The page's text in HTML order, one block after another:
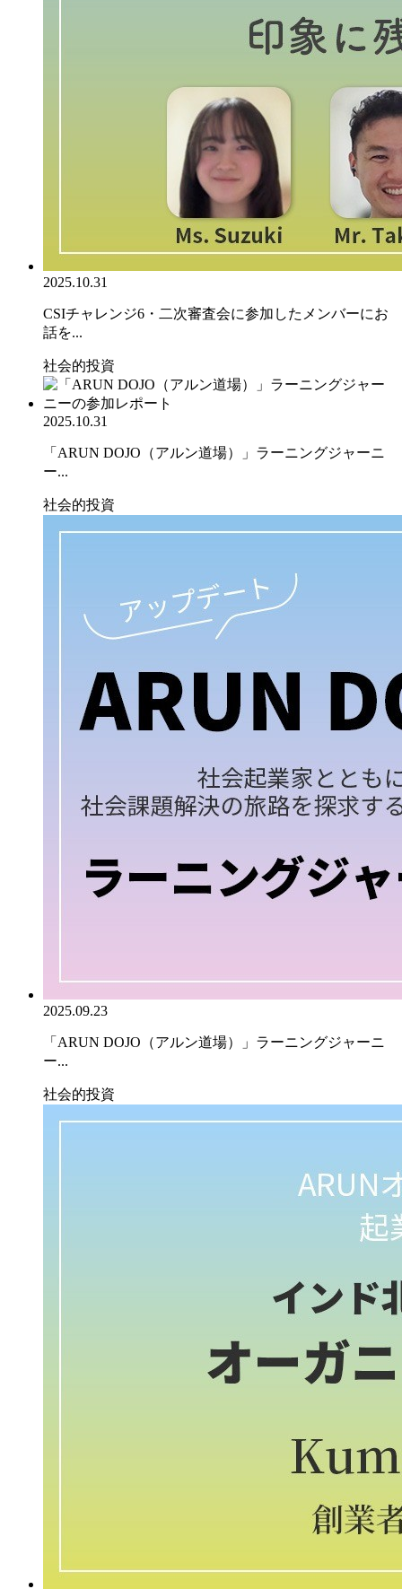
2025.10.31
CSIチャレンジ6・二次審査会に参加したメンバーにお
話を...
社会的投資
2025.10.31
「ARUN DOJO（アルン道場）」ラーニングジャーニ
ー...
社会的投資
2025.09.23
「ARUN DOJO（アルン道場）」ラーニングジャーニ
ー...
社会的投資